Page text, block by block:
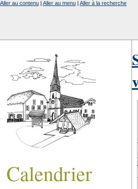
Aller au contenu | Aller au menu | Aller à la recherche
Calendrier